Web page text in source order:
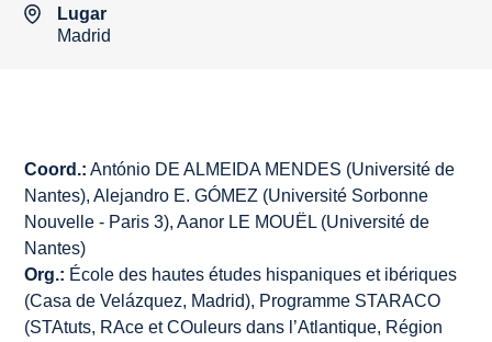
Lugar
Madrid
Coord.: António DE ALMEIDA MENDES (Université de
Nantes), Alejandro E. GÓMEZ (Université Sorbonne
Nouvelle - Paris 3), Aanor LE MOUËL (Université de
Nantes)
Org.: École des hautes études hispaniques et ibériques
(Casa de Velázquez, Madrid), Programme STARACO
(STAtuts, RAce et COuleurs dans l’Atlantique, Région